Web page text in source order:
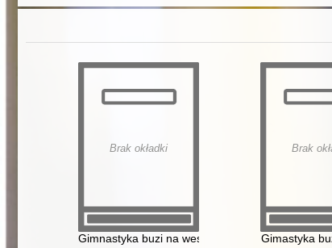
Brak okładki
Gimnastyka buzi na wesoło : ćwiczenia
Brak
Gimastyka